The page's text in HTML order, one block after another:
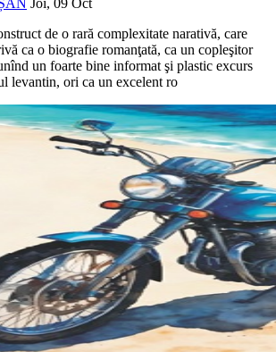
de o rară complexitate narativă, care
ca o biografie romanţată, ca un copleşitor
un foarte bine informat şi plastic excurs
levantin, ori ca un excelent ro